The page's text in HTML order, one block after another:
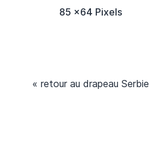
85 x64 Pixels
« retour au drapeau Serbie